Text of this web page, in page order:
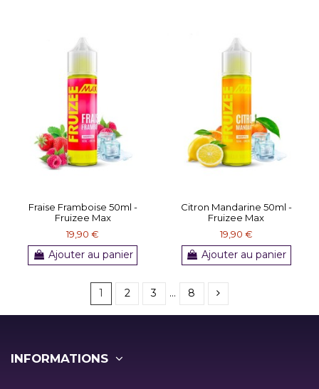
Fraise Framboise 50ml -
Fruizee Max
19,90 €
Ajouter au panier
Citron Mandarine 50ml -
Fruizee Max
19,90 €
Ajouter au panier
1 2 3 … 8
INFORMATIONS